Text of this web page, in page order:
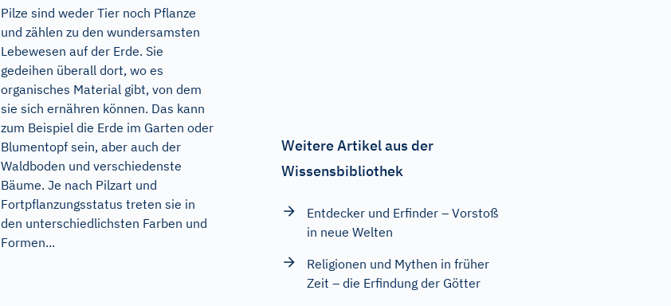
Pilze sind weder Tier noch Pflanze
und zählen zu den wundersamsten
Lebewesen auf der Erde. Sie
gedeihen überall dort, wo es
organisches Material gibt, von dem
sie sich ernähren können. Das kann
zum Beispiel die Erde im Garten oder
Blumentopf sein, aber auch der
Waldboden und verschiedenste
Bäume. Je nach Pilzart und
Fortpflanzungsstatus treten sie in
den unterschiedlichsten Farben und
Formen...
Weitere Artikel aus der
Wissensbibliothek
Entdecker und Erfinder – Vorstoß
in neue Welten
Religionen und Mythen in früher
Zeit – die Erfindung der Götter